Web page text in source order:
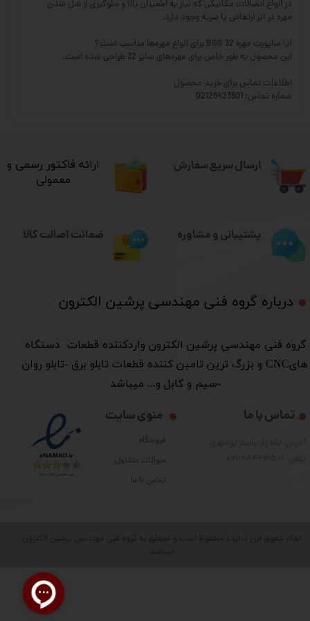
در انواع اتصالات مکانیکی که نیاز به اطمینان بالا و جلوگیری از شل شدن
مهره در اثر ارتعاش یا ضربه وجود دارد.
آیا ساپورت مهره BGS 32 برای انواع مهره‌ها مناسب است؟
این محصول به طور خاص برای مهره‌های سایز 32 طراحی شده است.
اطلاعات تماس برای خرید محصول
شماره تماس: 02128423501
ارسال سریع سفارش
درباره گروه فنی مهندسی پرشین الکترون​​​​​​​
​گروه فنی مهندسی پرشین الکترون واردکننده قطعات دستگاه
هایCNC و بزرگ ترین تامین کننده قطعات تابلو برق -تابلو روان
-سیم و کابل و... میباشد
منوی سایت
فروشگاه
سوالات متداول
تماس با ما
تماس با ما
​ارائه فاکتور رسمی و
معمولی
پشتیبانی و مشاوره ضمانت اصالت کالا